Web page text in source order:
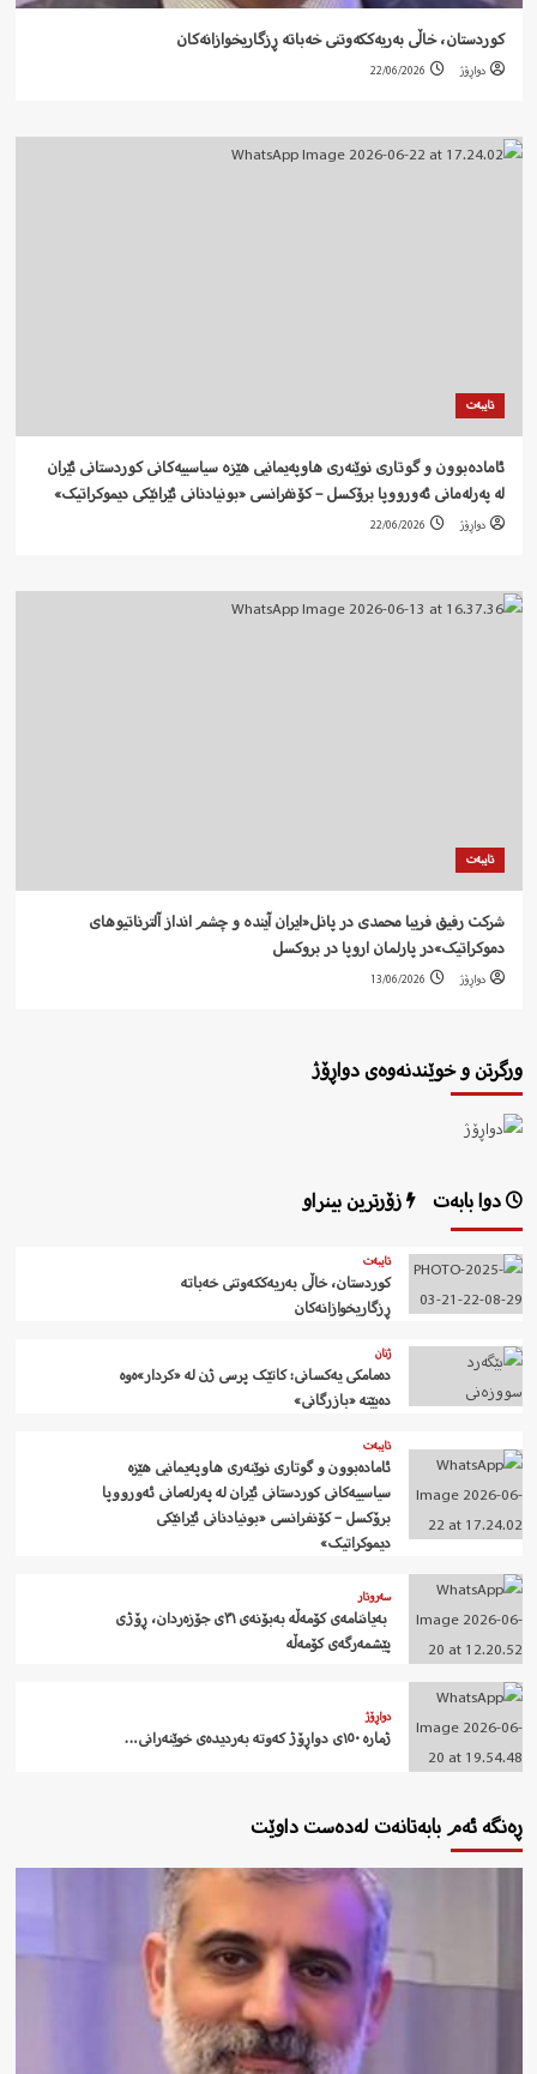
کوردستان، خاڵی بەریەککەوتنی خەباتە ڕزگاریخوازانەکان
دواڕۆژ 22/06/2026
تایبەت
ئامادەبوون و گوتاری نوێنەری هاوپەیمانیی هێزە سیاسییەکانی کوردستانی ئێران
لە پەرلەمانی ئەورووپا برۆکسل – کۆنفرانسی «بونیادنانی ئێرانێکی دیموکراتیک»
دواڕۆژ 22/06/2026
تایبەت
شرکت رفيق فریبا محمدی در پانل«ایران آیندە و چشم انداز آلترناتیوهای
دموکراتیک»در پارلمان اروپا در بروکسل
دواڕۆژ 13/06/2026
ورگرتن و خوێندنەوەی دواڕۆژ
دوا بابەت زۆرترین بینراو
تایبەت
کوردستان، خاڵی بەریەککەوتنی خەباتە
ڕزگاریخوازانەکان
ژنان
دەمامکی یەکسانی: کاتێک پرسی ژن لە «کردار»ەوە
دەبێتە «بازرگانی»
تایبەت
ئامادەبوون و گوتاری نوێنەری هاوپەیمانیی هێزە
سیاسییەکانی کوردستانی ئێران لە پەرلەمانی ئەورووپا
برۆکسل – کۆنفرانسی «بونیادنانی ئێرانێکی
دیموکراتیک»
سەروتار
‍ بەیاننامەی کۆمەڵە بەبۆنەی ٣١ی جۆزەردان، ڕۆژی
پێشمەرگەی کۆمەڵە
دواڕۆژ
ژمارە ١٥٠ی دواڕۆژ کەوتە بەردیدەی خوێنەرانی…
ڕەنگە ئەم بابەتانەت لەدەست داوێت